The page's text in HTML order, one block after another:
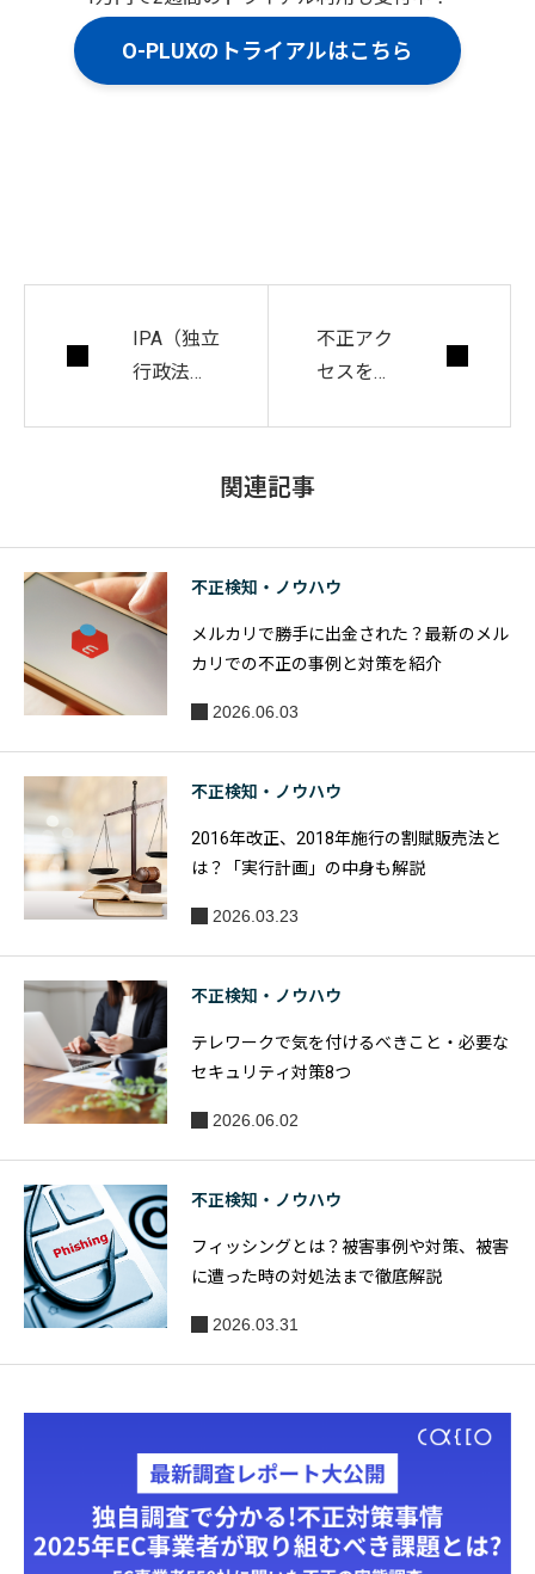
O-PLUXのトライアルはこちら
IPA（独立
行政法人
ィ10大脅
威 2021」
を発表
不正アク
セスを防
関連記事
不正検知・ノウハウ
メルカリで勝手に出金された？最新のメル
カリでの不正の事例と対策を紹介
2026.06.03
不正検知・ノウハウ
2016年改正、2018年施行の割賦販売法と
は？「実行計画」の中身も解説
2026.03.23
不正検知・ノウハウ
テレワークで気を付けるべきこと・必要な
セキュリティ対策8つ
2026.06.02
不正検知・ノウハウ
フィッシングとは？被害事例や対策、被害
に遭った時の対処法まで徹底解説
2026.03.31